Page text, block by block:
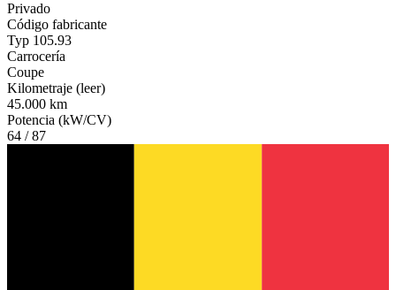
Privado
Código fabricante
Typ 105.93
Carrocería
Coupe
Kilometraje (leer)
45.000 km
Potencia (kW/CV)
64 / 87